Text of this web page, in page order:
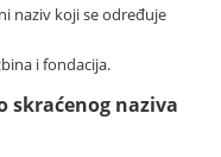
naziv koji se određuje
i fondacija.
skraćenog naziva